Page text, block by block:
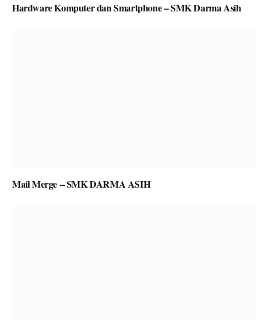
Hardware Komputer dan Smartphone – SMK Darma Asih
Mail Merge – SMK DARMA ASIH